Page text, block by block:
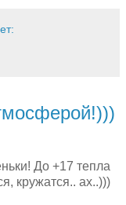
До +17 тепла
кружатся.. ах..)))